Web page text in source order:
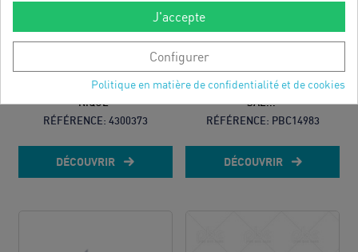
RACCORD 45? G10 TG 7/8 C?
NIQUE
RÉFÉRENCE: 4300373
DÉCOUVRIR
JOINT CUIVRE FLARE 1/2"
SAE...
RÉFÉRENCE: PBC14983
DÉCOUVRIR
J'accepte
Configurer
Politique en matière de confidentialité et de cookies